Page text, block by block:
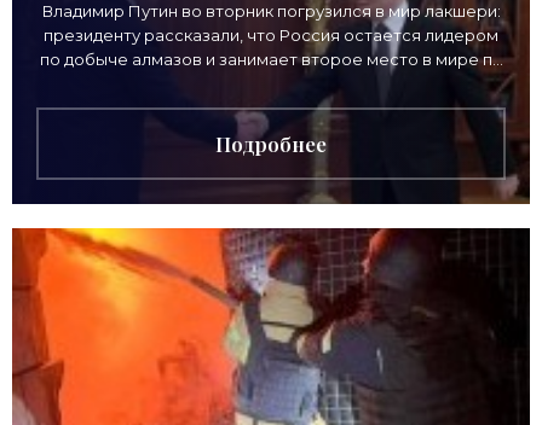
Владимир Путин во вторник погрузился в мир лакшери:
президенту рассказали, что Россия остается лидером
по добыче алмазов и занимает второе место в мире по
Подробнее